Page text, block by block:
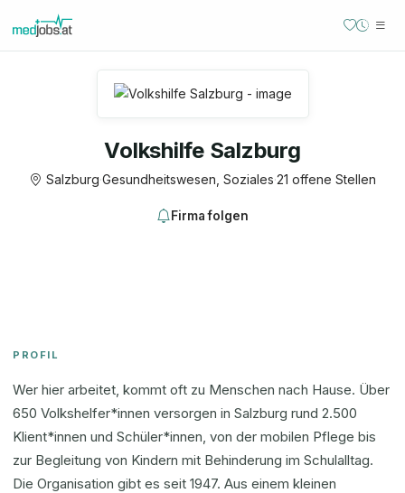
Volkshilfe Salzburg
Salzburg·Gesundheitswesen, Soziales·21 offene Stellen
Firma folgen
PROFIL
Wer hier arbeitet, kommt oft zu Menschen nach Hause. Über
650 Volkshelfer*innen versorgen in Salzburg rund 2.500
Klient*innen und Schüler*innen, von der mobilen Pflege bis
zur Begleitung von Kindern mit Behinderung im Schulalltag.
Die Organisation gibt es seit 1947. Aus einem kleinen